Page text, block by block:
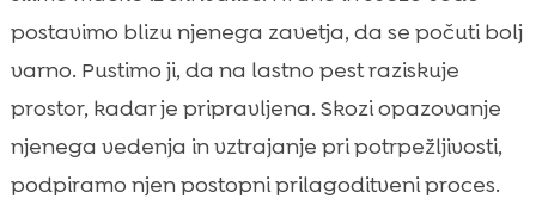
postavimo blizu njenega zavetja, da se počuti bolj
varno. Pustimo ji, da na lastno pest raziskuje
prostor, kadar je pripravljena. Skozi opazovanje
njenega vedenja in vztrajanje pri potrpežljivosti,
podpiramo njen postopni prilagoditveni proces.